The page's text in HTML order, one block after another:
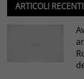
ARTICOLI RECENTI